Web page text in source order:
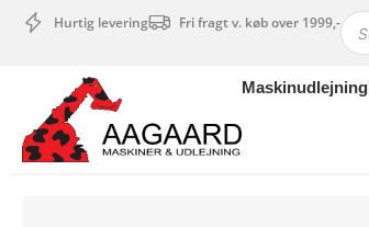
Hurtig levering Fri fragt v. køb over 1999,-
Maskinudlejning
Maskinudlejning
Have- og parkmaskiner
Sikkerhed og tilbehør